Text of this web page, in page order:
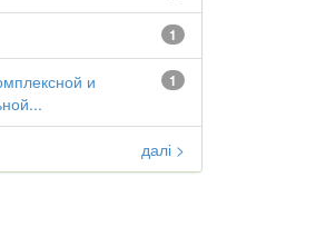
1
1
и
далі >